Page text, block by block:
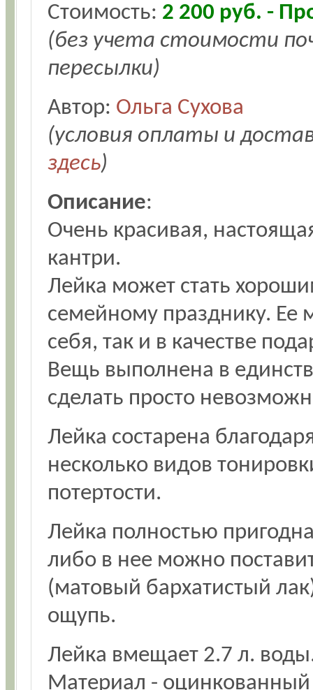
Стоимость: 2 200 руб. -
(без учета стоимости
пересылки)
Автор: Ольга Сухова
(условия оплаты и
здесь)
Описание:
Очень красивая,
кантри.
Лейка может стать
семейному празднику. Ее
себя, так и в качестве
Вещь выполнена в
сделать просто
Лейка состарена
несколько видов
потертости.
Лейка полностью
либо в нее можно
(матовый бархатистый
ощупь.
Лейка вмещает 2.7 л.
Материал -